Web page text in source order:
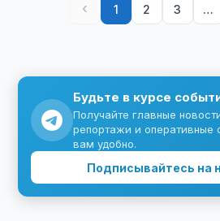
‹ 1 2 3 …
Будьте в курсе
Получайте главные
репортажи и оперативные
вам удобно.
Подписывайтесь на